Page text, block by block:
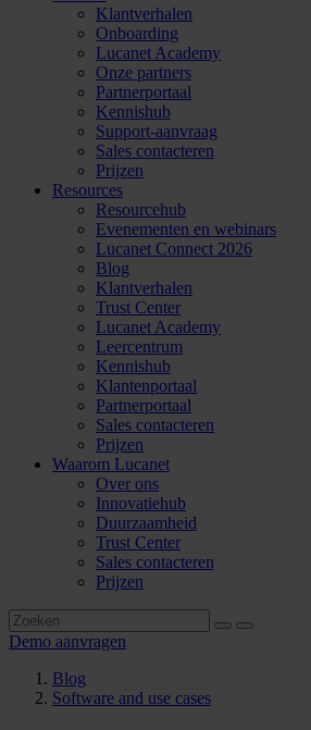
Klantverhalen
Onboarding
Lucanet Academy
Onze partners
Partnerportaal
Kennishub
Support-aanvraag
Sales contacteren
Prijzen
Resources
Resourcehub
Evenementen en webinars
Lucanet Connect 2026
Blog
Klantverhalen
Trust Center
Lucanet Academy
Leercentrum
Kennishub
Klantenportaal
Partnerportaal
Sales contacteren
Prijzen
Waarom Lucanet
Over ons
Innovatiehub
Duurzaamheid
Trust Center
Sales contacteren
Prijzen
Demo aanvragen
Blog
Software and use cases